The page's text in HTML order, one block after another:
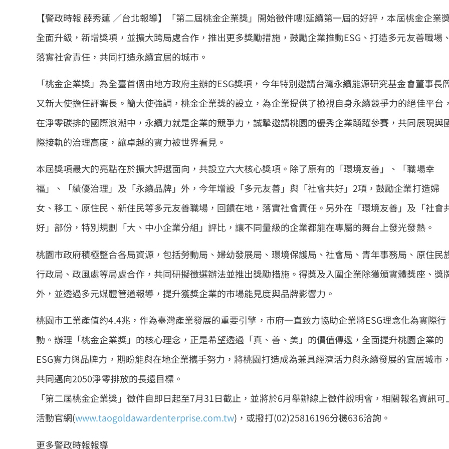
【警政時報 薛秀蓮 ／台北報導】「第二屆桃金企業獎」開始徵件嘍!延續第一屆的好評，本屆桃金企業
全面升級，新增獎項，並擴大跨局處合作，推出更多獎勵措施，鼓勵企業推動ESG、打造多元友善職場、
落實社會責任，共同打造永續宜居的城市。
「桃金企業獎」為全臺首個由地方政府主辦的ESG獎項，今年特別邀請台灣永續能源研究基金會董事長
又新大使擔任評審長。簡大使強調，桃金企業獎的設立，為企業提供了檢視自身永續競爭力的絕佳平台，
在淨零碳排的國際浪潮中，永續力就是企業的競爭力，誠摯邀請桃園的優秀企業踴躍參賽，共同展現與
際接軌的治理高度，讓卓越的實力被世界看見。
本屆獎項最大的亮點在於擴大評選面向，共設立六大核心獎項。除了原有的「環境友善」、「職場幸
福」、「績優治理」及「永續品牌」外，今年增設「多元友善」與「社會共好」2項，鼓勵企業打造婦
女、移工、原住民、新住民等多元友善職場，回饋在地，落實社會責任。另外在「環境友善」及「社會
好」部份，特別規劃「大、中小企業分組」評比，讓不同量級的企業都能在專屬的舞台上發光發熱。
桃園市政府積極整合各局資源，包括勞動局、婦幼發展局、環境保護局、社會局、青年事務局、原住民
行政局、政風處等局處合作，共同研擬徵選辦法並推出獎勵措施。得獎及入圍企業除獲頒實體獎座、獎
外，並透過多元媒體管道報導，提升獲獎企業的市場能見度與品牌影響力。
桃園市工業產值約4.4兆，作為臺灣產業發展的重要引擎，市府一直致力協助企業將ESG理念化為實際行
動。辦理「桃金企業獎」的核心理念，正是希望透過「真、善、美」的價值傳遞，全面提升桃園企業的
ESG實力與品牌力，期盼能與在地企業攜手努力，將桃園打造成為兼具經濟活力與永續發展的宜居城市，
共同邁向2050淨零排放的長遠目標。
「第二屆桃金企業獎」徵件自即日起至7月31日截止，並將於6月舉辦線上徵件說明會，相關報名資訊可
活動官網(www.taogoldawardenterprise.com.tw)，或撥打(02)25816196分機636洽詢。
更多警政時報報導